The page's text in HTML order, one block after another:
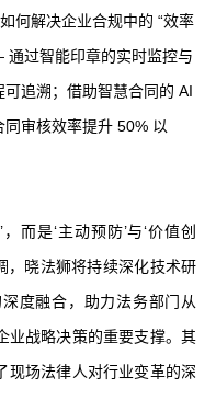
何解决企业合规中的 “效率
过智能印章的实时监控与
追溯；借助智慧合同的 AI
审核效率提升 50% 以
而是‘主动预防’与‘价值创
，晓法狮将持续深化技术研
度融合，助力法务部门从
业战略决策的重要支撑。其
现场法律人对行业变革的深